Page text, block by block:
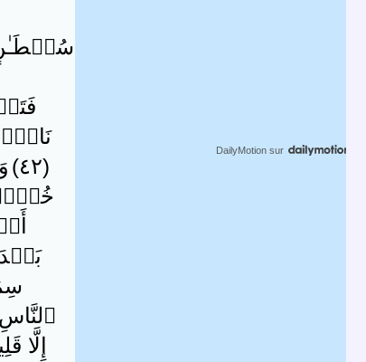
سُلۡطَـٰنٍ‌ۚ
نَاجٍ۬
( ٤٢ )
خُضۡرٍ۬
بَعۡدَ
إِلَّا
DailyMotion sur